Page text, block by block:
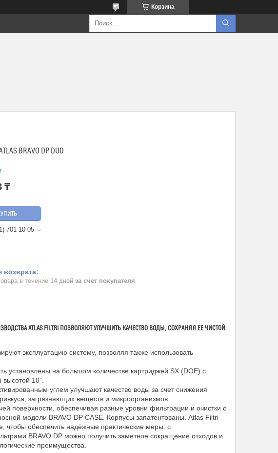
Корзина
BRAVO DP DUO
₸
701-10-05
в течение 14 дней за счет покупателя
ATLAS FILTRI ПОЗВОЛЯЮТ УЛУЧШИТЬ КАЧЕСТВО ВОДЫ, СОХРАНЯЯ ЕЕ ЧИСТОЙ
эксплуатацию систему, позволяя также использовать
установлены на большом количестве картриджей SX (DOE) с
10”.
углем улучшают качество воды за счет снижения
загрязняющих веществ и микроорганизмов.
поверхности, обеспечивая разные уровни фильтрации и очистки с
модели BRAVO DP CASE. Корпусы запатентованы. Atlas Filtri
обеспечить надёжные практические меры: с
BRAVO DP можно получить заметное сокращение отходов и
преимущества.